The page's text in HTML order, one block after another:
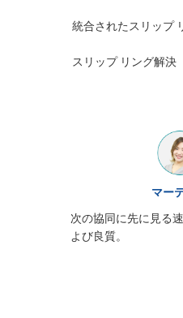
統合されたスリップ
スリップ リング解決
ービス熱意、再度来
る